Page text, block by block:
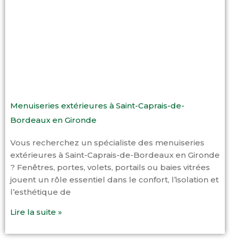
Menuiseries extérieures à Saint-Caprais-de-
Bordeaux en Gironde
Vous recherchez un spécialiste des menuiseries
extérieures à Saint-Caprais-de-Bordeaux en Gironde
? Fenêtres, portes, volets, portails ou baies vitrées
jouent un rôle essentiel dans le confort, l’isolation et
l’esthétique de
Lire la suite »